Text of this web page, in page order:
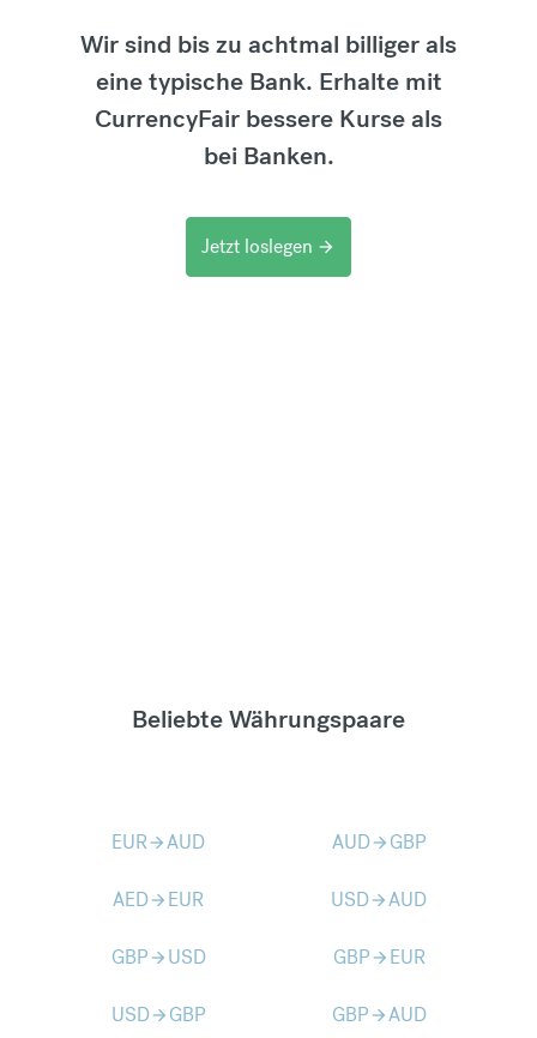
Wir sind bis zu achtmal billiger als
eine typische Bank. Erhalte mit
CurrencyFair bessere Kurse als
bei Banken.
Jetzt loslegen arrow_forward
Beliebte Währungspaare
EURarrow_forwardAUD AUDarrow_forward GBP
AEDarrow_forward EUR USDarrow_forwardAUD
GBParrow_forward USD GBParrow_forward EUR
USDarrow_forward GBP GBParrow_forwardAUD